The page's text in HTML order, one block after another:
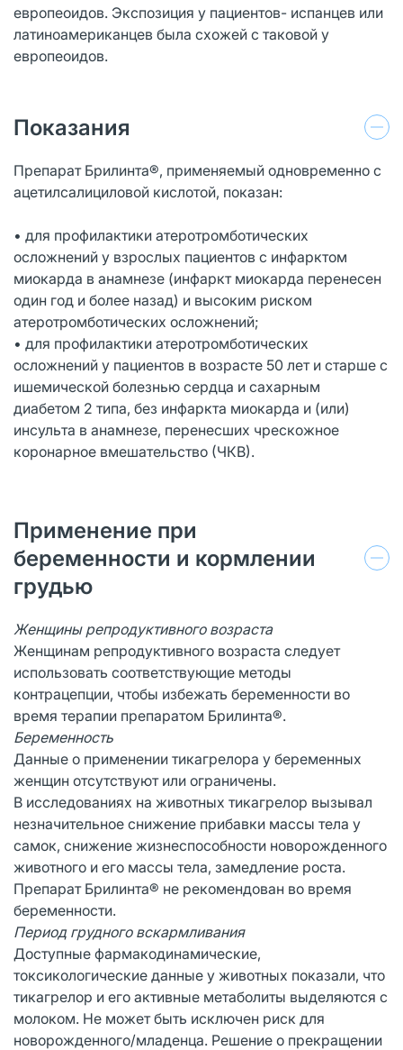
европеоидов. Экспозиция у пациентов- испанцев или
латиноамериканцев была схожей с таковой у
европеоидов.
Показания
Препарат Брилинта®, применяемый одновременно с
ацетилсалициловой кислотой, показан:
• для профилактики атеротромботических
осложнений у взрослых пациентов с инфарктом
миокарда в анамнезе (инфаркт миокарда перенесен
один год и более назад) и высоким риском
атеротромботических осложнений;
• для профилактики атеротромботических
осложнений у пациентов в возрасте 50 лет и старше с
ишемической болезнью сердца и сахарным
диабетом 2 типа, без инфаркта миокарда и (или)
инсульта в анамнезе, перенесших чрескожное
коронарное вмешательство (ЧКВ).
Применение при
беременности и кормлении
грудью
Женщины репродуктивного возраста
Женщинам репродуктивного возраста следует
использовать соответствующие методы
контрацепции, чтобы избежать беременности во
время терапии препаратом Брилинта®.
Беременность
Данные о применении тикагрелора у беременных
женщин отсутствуют или ограничены.
В исследованиях на животных тикагрелор вызывал
незначительное снижение прибавки массы тела у
самок, снижение жизнеспособности новорожденного
животного и его массы тела, замедление роста.
Препарат Брилинта® не рекомендован во время
беременности.
Период грудного вскармливания
Доступные фармакодинамические,
токсикологические данные у животных показали, что
тикагрелор и его активные метаболиты выделяются с
молоком. Не может быть исключен риск для
новорожденного/младенца. Решение о прекращении